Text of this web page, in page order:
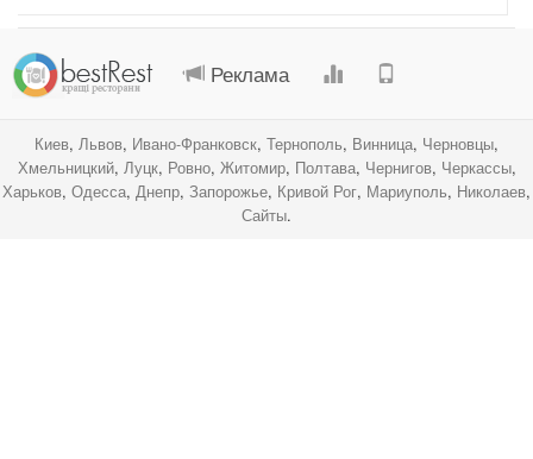
Реклама
Киев, Львов, Ивано-Франковск, Тернополь, Винница, Черновцы,
Хмельницкий, Луцк, Ровно, Житомир, Полтава, Чернигов, Черкассы,
Харьков, Одесса, Днепр, Запорожье, Кривой Рог, Мариуполь, Николаев,
Сайты.